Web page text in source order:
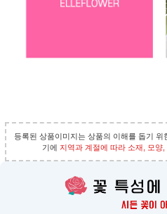
등록된 상품이미지는 상품의 이해를 돕기
기에 지역과 계절에 따라 소재, 모양,